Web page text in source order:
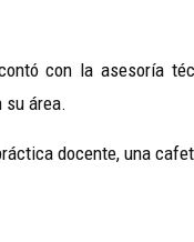
con la asesoría
su área.
docente, una